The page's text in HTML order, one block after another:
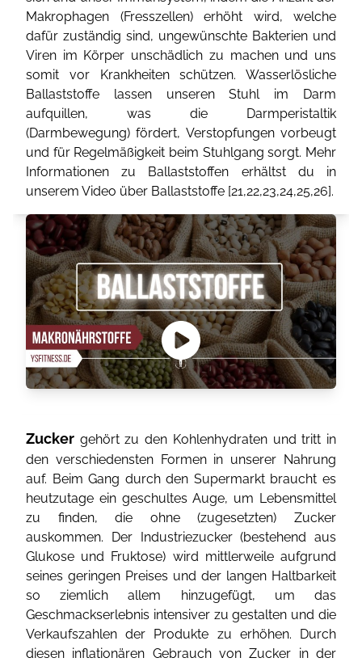
Makrophagen (Fresszellen) erhöht wird, welche
dafür zuständig sind, ungewünschte Bakterien und
Viren im Körper unschädlich zu machen und uns
somit vor Krankheiten schützen. Wasserlösliche
Ballaststoffe lassen unseren Stuhl im Darm
aufquillen, was die Darmperistaltik
(Darmbewegung) fördert, Verstopfungen vorbeugt
und für Regelmäßigkeit beim Stuhlgang sorgt. Mehr
Informationen zu Ballaststoffen erhältst du in
unserem Video über Ballaststoffe [21,22,23,24,25,26].
Zucker gehört zu den Kohlenhydraten und tritt in
den verschiedensten Formen in unserer Nahrung
auf. Beim Gang durch den Supermarkt braucht es
heutzutage ein geschultes Auge, um Lebensmittel
zu finden, die ohne (zugesetzten) Zucker
auskommen. Der Industriezucker (bestehend aus
Glukose und Fruktose) wird mittlerweile aufgrund
seines geringen Preises und der langen Haltbarkeit
so ziemlich allem hinzugefügt, um das
Geschmackserlebnis intensiver zu gestalten und die
Verkaufszahlen der Produkte zu erhöhen. Durch
diesen inflationären Gebrauch von Zucker in der